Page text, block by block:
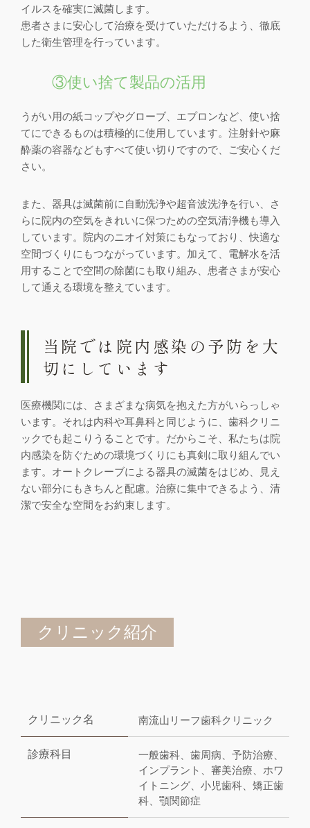
イルスを確実に滅菌します。
患者さまに安心して治療を受けていただけるよう、徹底
した衛生管理を行っています。
③使い捨て製品の活用
うがい用の紙コップやグローブ、エプロンなど、使い捨
てにできるものは積極的に使用しています。注射針や麻
酔薬の容器などもすべて使い切りですので、ご安心くだ
さい。
また、器具は滅菌前に自動洗浄や超音波洗浄を行い、さ
らに院内の空気をきれいに保つための空気清浄機も導入
しています。院内のニオイ対策にもなっており、快適な
空間づくりにもつながっています。加えて、電解水を活
用することで空間の除菌にも取り組み、患者さまが安心
して通える環境を整えています。
当院では院内感染の予防を大
切にしています
医療機関には、さまざまな病気を抱えた方がいらっしゃ
います。それは内科や耳鼻科と同じように、歯科クリニ
ックでも起こりうることです。だからこそ、私たちは院
内感染を防ぐための環境づくりにも真剣に取り組んでい
ます。オートクレーブによる器具の滅菌をはじめ、見え
ない部分にもきちんと配慮。治療に集中できるよう、清
潔で安全な空間をお約束します。
クリニック紹介
クリニック名 南流山リーフ歯科クリニック
診療科目
一般歯科、歯周病、予防治療、
インプラント、審美治療、ホワ
イトニング、小児歯科、矯正歯
科、顎関節症